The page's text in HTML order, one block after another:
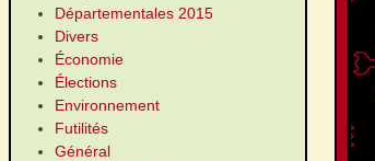
Départementales 2015
Divers
Économie
Élections
Environnement
Futilités
Général